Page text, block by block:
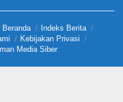
Beranda
Indeks Berita
Kebijakan Privasi
Media Siber